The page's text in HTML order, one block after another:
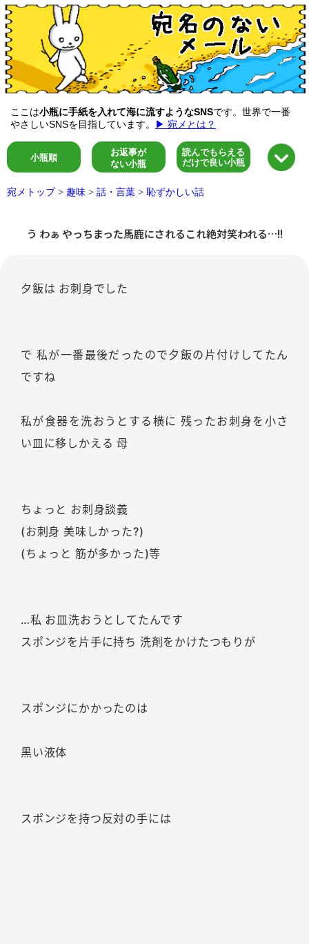
ここは小瓶に手紙を入れて海に流すようなSNSです。世界で一番
やさしいSNSを目指しています。
▶ 宛メとは？
小瓶順
お返事が
ない小瓶
読んでもらえる
だけで良い小瓶
宛メトップ > 趣味 > 話・言葉 > 恥ずかしい話
う わぁ やっちまった馬鹿にされるこれ絶対笑われる…!!
夕飯は お刺身でした
で 私が一番最後だったので夕飯の片付けしてたん
ですね
私が食器を洗おうとする横に 残ったお刺身を小さ
い皿に移しかえる 母
ちょっと お刺身談義
(お刺身 美味しかった?)
(ちょっと 筋が多かった)等
…私 お皿洗おうとしてたんです
スポンジを片手に持ち 洗剤をかけたつもりが
スポンジにかかったのは
黒い液体
スポンジを持つ反対の手には